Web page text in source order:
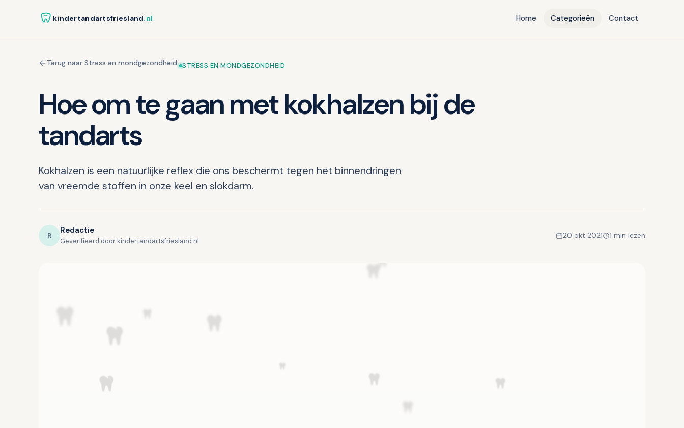
kindertandartsfriesland.nl Home Categorieën Contact
Terug naar Stress en mondgezondheid STRESS EN MONDGEZONDHEID
Hoe om te gaan met kokhalzen bij de
tandarts
Kokhalzen is een natuurlijke reflex die ons beschermt tegen het binnendringen
van vreemde stoffen in onze keel en slokdarm.
R Redactie
Geverifieerd door kindertandartsfriesland.nl
20 okt 2021 1 min lezen